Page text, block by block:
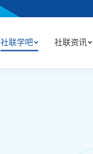
社联学吧 社联资讯